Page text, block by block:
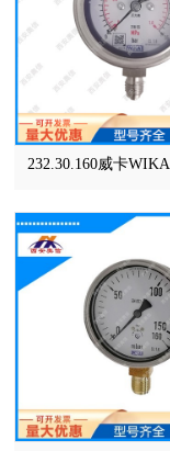
232.30.160威卡